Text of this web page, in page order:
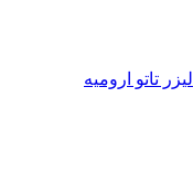
لیزر تاتو ارومیه